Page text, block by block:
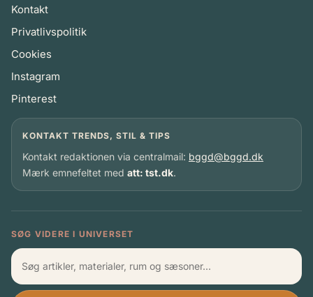
Kontakt
Privatlivspolitik
Cookies
Instagram
Pinterest
KONTAKT TRENDS, STIL & TIPS
Kontakt redaktionen via centralmail: bggd@bggd.dk
Mærk emnefeltet med att: tst.dk.
SØG VIDERE I UNIVERSET